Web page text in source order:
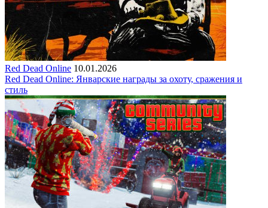
Red Dead Online 10.01.2026
Red Dead Online: Январские награды за охоту, сражения и
стиль